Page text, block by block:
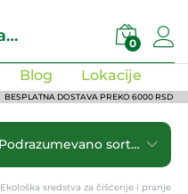
Ekološka sredstva za čišćenje i pranje 0
Blog Lokacije
BESPLATNA DOSTAVA PREKO 6000 RSD
Podrazumevano sortiranje
Ekološka sredstva za čišćenje i pranje